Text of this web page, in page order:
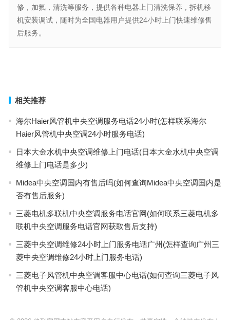
修，加氟，清洗等服务，提供各种电器上门清洗保养，拆机移
机安装调试，随时为全国电器用户提供24小时上门快速维修售
后服务。
相关推荐
海尔Haier风管机中央空调服务电话24小时(怎样联系海尔
Haier风管机中央空调24小时服务电话)
日本大金水机中央空调维修上门电话(日本大金水机中央空调
维修上门电话是多少)
Midea中央空调国内有售后吗(如何查询Midea中央空调国内是
否有售后服务)
三菱电机多联机中央空调服务电话官网(如何联系三菱电机多
联机中央空调服务电话官网获取售后支持)
三菱中央空调维修24小时上门服务电话广州(怎样查询广州三
菱中央空调维修24小时上门服务电话)
三菱电子风管机中央空调客服中心电话(如何查询三菱电子风
管机中央空调客服中心电话)